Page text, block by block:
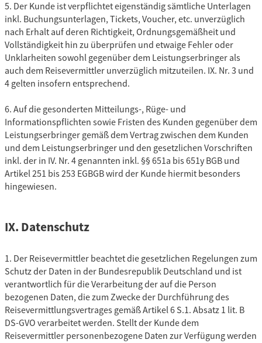
5. Der Kunde ist verpflichtet eigenständig sämtliche Unterlagen
inkl. Buchungsunterlagen, Tickets, Voucher, etc. unverzüglich
nach Erhalt auf deren Richtigkeit, Ordnungsgemäßheit und
Vollständigkeit hin zu überprüfen und etwaige Fehler oder
Unklarheiten sowohl gegenüber dem Leistungserbringer als
auch dem Reisevermittler unverzüglich mitzuteilen. IX. Nr. 3 und
4 gelten insofern entsprechend.
6. Auf die gesonderten Mitteilungs-, Rüge- und
Informationspflichten sowie Fristen des Kunden gegenüber dem
Leistungserbringer gemäß dem Vertrag zwischen dem Kunden
und dem Leistungserbringer und den gesetzlichen Vorschriften
inkl. der in IV. Nr. 4 genannten inkl. §§ 651a bis 651y BGB und
Artikel 251 bis 253 EGBGB wird der Kunde hiermit besonders
hingewiesen.
IX. Datenschutz
1. Der Reisevermittler beachtet die gesetzlichen Regelungen zum
Schutz der Daten in der Bundesrepublik Deutschland und ist
verantwortlich für die Verarbeitung der auf die Person
bezogenen Daten, die zum Zwecke der Durchführung des
Reisevermittlungsvertrages gemäß Artikel 6 S.1. Absatz 1 lit. B
DS-GVO verarbeitet werden. Stellt der Kunde dem
Reisevermittler personenbezogene Daten zur Verfügung werden